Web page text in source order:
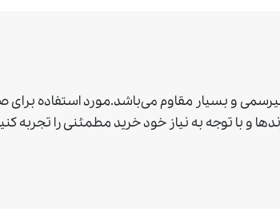
و بسيار مقاوم می‌باشد.مورد استفاده
و با توجه به نياز خود خريد مطمئنی را تجربه